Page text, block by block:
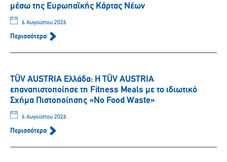
μέσω της Ευρωπαϊκής Κάρτας Νέων
6 Αυγούστου 2026
Περισσότερα
TÜV AUSTRIA Ελλάδα: Η TÜV AUSTRIA
επαναπιστοποίησε τη Fitness Meals με το ιδιωτικό
Σχήμα Πιστοποίησης «No Food Waste»
6 Αυγούστου 2026
Περισσότερα